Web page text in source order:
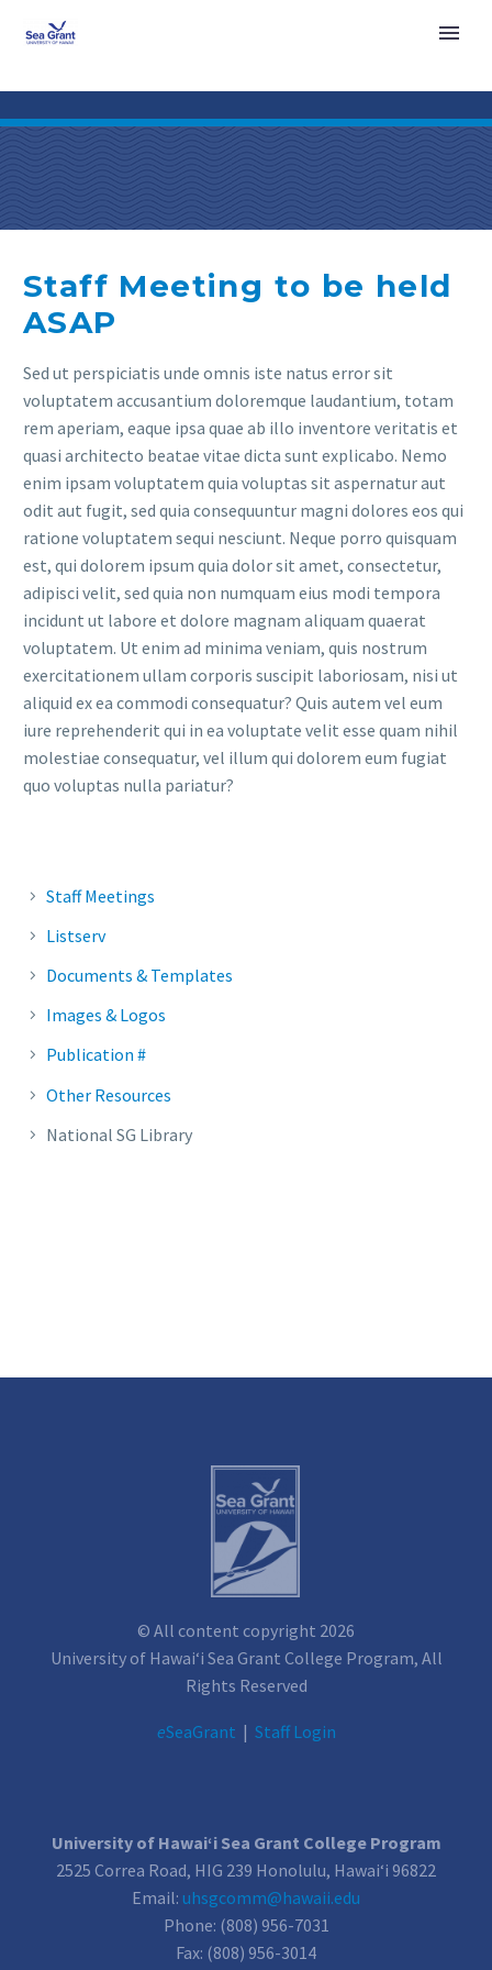
Staff Meeting to be held
ASAP
Sed ut perspiciatis unde omnis iste natus error sit
voluptatem accusantium doloremque laudantium, totam
rem aperiam, eaque ipsa quae ab illo inventore veritatis et
quasi architecto beatae vitae dicta sunt explicabo. Nemo
enim ipsam voluptatem quia voluptas sit aspernatur aut
odit aut fugit, sed quia consequuntur magni dolores eos qui
ratione voluptatem sequi nesciunt. Neque porro quisquam
est, qui dolorem ipsum quia dolor sit amet, consectetur,
adipisci velit, sed quia non numquam eius modi tempora
incidunt ut labore et dolore magnam aliquam quaerat
voluptatem. Ut enim ad minima veniam, quis nostrum
exercitationem ullam corporis suscipit laboriosam, nisi ut
aliquid ex ea commodi consequatur? Quis autem vel eum
iure reprehenderit qui in ea voluptate velit esse quam nihil
molestiae consequatur, vel illum qui dolorem eum fugiat
quo voluptas nulla pariatur?
Staff Meetings
Listserv
Documents & Templates
Images & Logos
Publication #
Other Resources
National SG Library
© All content copyright 2026
University of Hawai‘i Sea Grant College Program, All
Rights Reserved
eSeaGrant | Staff Login
University of Hawai‘i Sea Grant College Program
2525 Correa Road, HIG 239 Honolulu, Hawai‘i 96822
Email: uhsgcomm@hawaii.edu
Phone: (808) 956-7031
Fax: (808) 956-3014